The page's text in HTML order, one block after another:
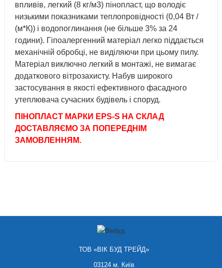
впливів, легкий (8 кг/м3) пінопласт, що володіє
низькими показниками теплопровідності (0,04 Вт /
(м*К)) і водопоглинання (не більше 3% за 24
години). Гіпоалергенний матеріал легко піддається
механічній обробці, не виділяючи при цьому пилу.
Матеріал виключно легкий в монтажі, не вимагає
додаткового вітрозахисту. Набув широкого
застосування в якості ефективного фасадного
утеплювача сучасних будівель і споруд.
ПІНОПЛАСТ МАРКИ EPS-S НА СКЛАД
ДОСТАВЛЯЄМО ЗА ПОПЕРЕДНІМ
ЗАМОВЛЕННЯМ.
ТОВ «ВІК БУД ТРЕЙД»
03124 м. Київ